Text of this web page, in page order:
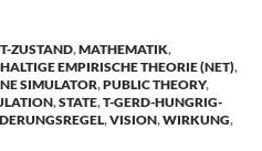
ZUSTAND,MATHEMATIK,
EMPIRISCHE THEORIE (NET),
SIMULATOR,PUBLIC THEORY,
,STATE,T-GERD-HUNGRIG-
,VISION,WIRKUNG,